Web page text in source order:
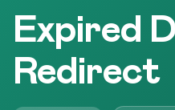
Expired
Redirect